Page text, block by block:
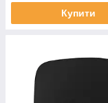
Купити